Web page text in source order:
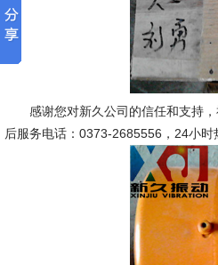
感谢您对新久公司的信任和支持，
后服务电话：0373-2685556，24小时